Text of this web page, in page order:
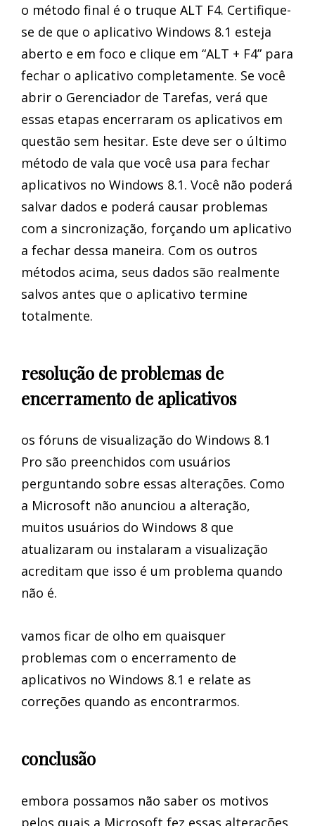
o método final é o truque ALT F4. Certifique-
se de que o aplicativo Windows 8.1 esteja
aberto e em foco e clique em “ALT + F4” para
fechar o aplicativo completamente. Se você
abrir o Gerenciador de Tarefas, verá que
essas etapas encerraram os aplicativos em
questão sem hesitar. Este deve ser o último
método de vala que você usa para fechar
aplicativos no Windows 8.1. Você não poderá
salvar dados e poderá causar problemas
com a sincronização, forçando um aplicativo
a fechar dessa maneira. Com os outros
métodos acima, seus dados são realmente
salvos antes que o aplicativo termine
totalmente.
resolução de problemas de
encerramento de aplicativos
os fóruns de visualização do Windows 8.1
Pro são preenchidos com usuários
perguntando sobre essas alterações. Como
a Microsoft não anunciou a alteração,
muitos usuários do Windows 8 que
atualizaram ou instalaram a visualização
acreditam que isso é um problema quando
não é.
vamos ficar de olho em quaisquer
problemas com o encerramento de
aplicativos no Windows 8.1 e relate as
correções quando as encontrarmos.
conclusão
embora possamos não saber os motivos
pelos quais a Microsoft fez essas alterações,